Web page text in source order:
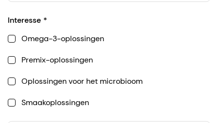
Interesse
Omega-3-oplossingen
Premix-oplossingen
Oplossingen voor het microbioom
Smaakoplossingen